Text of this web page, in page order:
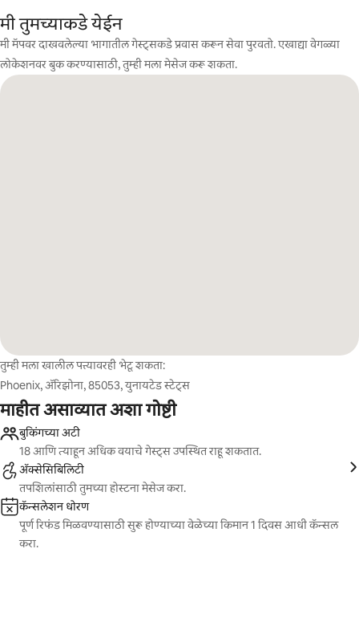
मी तुमच्याकडे येईन
मी मॅपवर दाखवलेल्या भागातील गेस्ट्सकडे प्रवास करून सेवा पुरवतो. एखाद्या वेगळ्या
लोकेशनवर बुक करण्यासाठी, तुम्ही मला मेसेज करू शकता.
तुम्ही मला खालील पत्त्यावरही भेटू शकता:
Phoenix, ॲरिझोना, 85053, युनायटेड स्टेट्स
माहीत असाव्यात अशा गोष्टी
बुकिंगच्या अटी
18 आणि त्याहून अधिक वयाचे गेस्ट्स उपस्थित राहू शकतात.
ॲक्सेसिबिलिटी
तपशिलांसाठी तुमच्या होस्टना मेसेज करा.
कॅन्सलेशन धोरण
पूर्ण रिफंड मिळवण्यासाठी सुरू होण्याच्या वेळेच्या किमान 1 दिवस आधी कॅन्सल
करा.